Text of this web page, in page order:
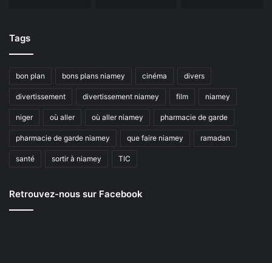
Tags
bon plan bons plans niamey cinéma divers
divertissement divertissement niamey film niamey
niger où aller où aller niamey pharmacie de garde
pharmacie de garde niamey que faire niamey ramadan
santé sortir à niamey TIC
Retrouvez-nous sur Facebook